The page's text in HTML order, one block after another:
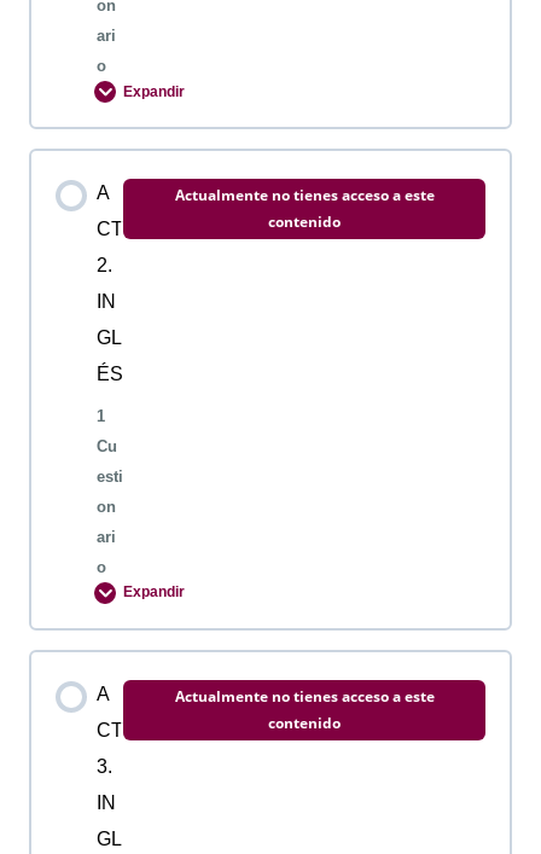
on
ari
o
Expandir
Contenido de la Lección
ACTIVIDAD 1. INGLES
A
CT
2.
IN
GL
ÉS
1
Cu
esti
on
ari
o
Actualmente no tienes acceso a este
contenido
Expandir
Contenido de la Lección
ACTIVIDAD 2. INGLES
A
CT
3.
IN
GL
Actualmente no tienes acceso a este
contenido